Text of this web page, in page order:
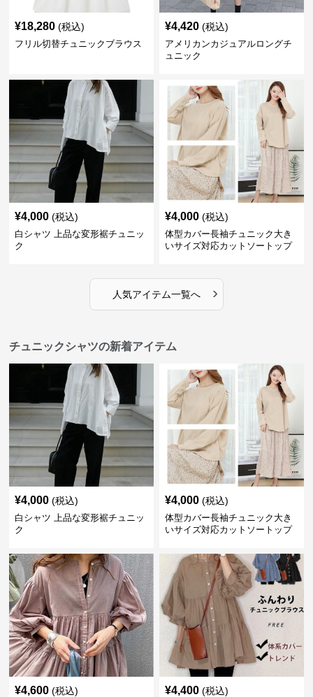
¥18,280 (税込)
フリル切替チュニックブラウス
¥4,420 (税込)
アメリカンカジュアルロングチ
ュニック
¥4,000 (税込)
白シャツ 上品な変形裾チュニッ
ク
¥4,000 (税込)
体型カバー長袖チュニック大き
いサイズ対応カットソートップ
人気アイテム一覧へ ›
チュニックシャツの新着アイテム
¥4,000 (税込)
白シャツ 上品な変形裾チュニッ
ク
¥4,000 (税込)
体型カバー長袖チュニック大き
いサイズ対応カットソートップ
¥4,600 (税込) ¥4,400 (税込)